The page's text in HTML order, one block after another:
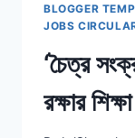
BLOGGER
JOBS
‘চৈত্র
রক্ষার